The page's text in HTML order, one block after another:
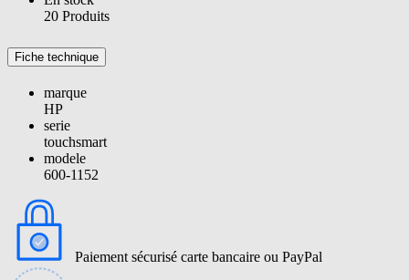
20 Produits
Fiche technique
marque
HP
serie
touchsmart
modele
600-1152
Paiement sécurisé carte bancaire ou PayPal